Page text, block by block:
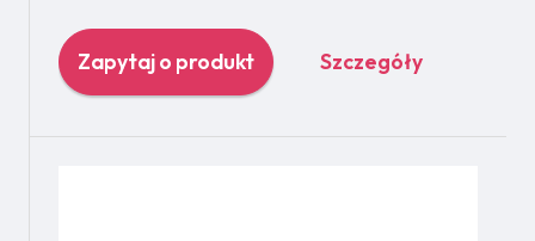
Zapytaj o produkt Szczegóły